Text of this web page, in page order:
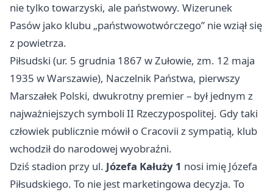
nie tylko towarzyski, ale państwowy. Wizerunek
Pasów jako klubu „państwowotwórczego” nie wziął się
z powietrza.
Piłsudski (ur. 5 grudnia 1867 w Zułowie, zm. 12 maja
1935 w Warszawie), Naczelnik Państwa, pierwszy
Marszałek Polski, dwukrotny premier – był jednym z
najważniejszych symboli II Rzeczypospolitej. Gdy taki
człowiek publicznie mówił o Cracovii z sympatią, klub
wchodził do narodowej wyobraźni.
Dziś stadion przy ul. Józefa Kałuży 1 nosi imię Józefa
Piłsudskiego. To nie jest marketingowa decyzja. To